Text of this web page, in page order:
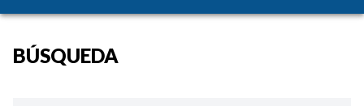
BÚSQUEDA